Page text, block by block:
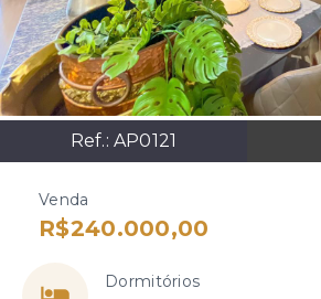
Ref.: AP0121
Venda
R$240.000,00
Dormitórios